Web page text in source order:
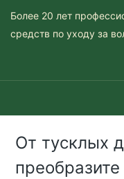
Более 20 лет
средств по уходу за
От тусклых